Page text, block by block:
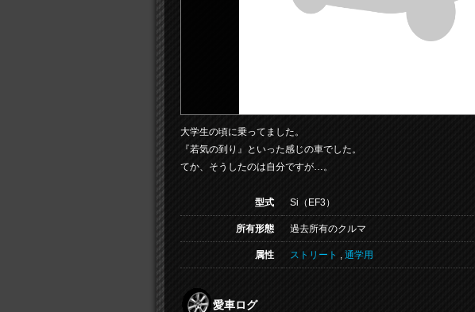
大学生の頃に乗ってました。
『若気の到り』といった感じの車でした。
てか、そうしたのは自分ですが…。
型式 Si（EF3）
所有形態 過去所有のクルマ
属性 ストリート , 通学用
愛車ログ